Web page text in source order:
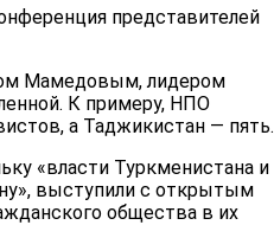
представителей
Мамедовым, лидером
К примеру, НПО
а Таджикистан — пять.
«власти Туркменистана и
выступили с открытым
общества в их